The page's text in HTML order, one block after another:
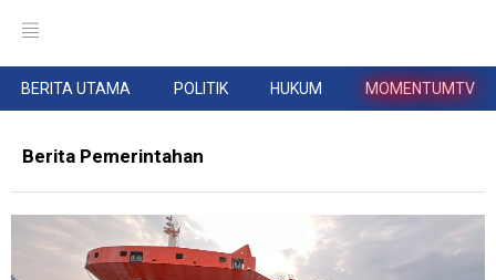
BERITA UTAMA POLITIK HUKUM MOMENTUMTV
Berita Pemerintahan